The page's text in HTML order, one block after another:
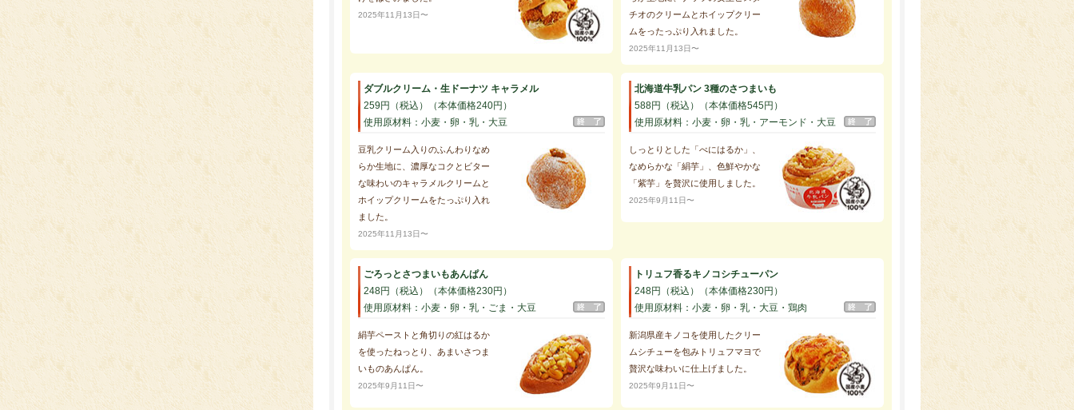
2025年11月13日〜
チオのクリームとホイップクリー
ムをったっぷり入れました。
2025年11月13日〜
ダブルクリーム・生ドーナツ キャラメル
259円（税込）（本体価格240円）
使用原材料：小麦・卵・乳・大豆
豆乳クリーム入りのふんわりなめ
らか生地に、濃厚なコクとビター
な味わいのキャラメルクリームと
ホイップクリームをたっぷり入れ
ました。
2025年11月13日〜
北海道牛乳パン 3種のさつまいも
588円（税込）（本体価格545円）
使用原材料：小麦・卵・乳・アーモンド・大豆
しっとりとした「べにはるか」、
なめらかな「絹芋」、色鮮やかな
「紫芋」を贅沢に使用しました。
2025年9月11日〜
ごろっとさつまいもあんぱん
248円（税込）（本体価格230円）
使用原材料：小麦・卵・乳・ごま・大豆
絹芋ペーストと角切りの紅はるか
を使ったねっとり、あまいさつま
いものあんぱん。
2025年9月11日〜
トリュフ香るキノコシチューパン
248円（税込）（本体価格230円）
使用原材料：小麦・卵・乳・大豆・鶏肉
新潟県産キノコを使用したクリー
ムシチューを包みトリュフマヨで
贅沢な味わいに仕上げました。
2025年9月11日〜